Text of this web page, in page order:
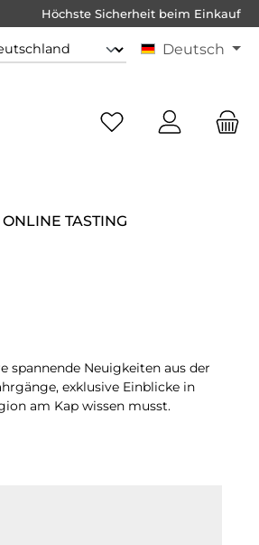
Höchste Sicherheit beim Einkauf
Deutsch
ONLINE TASTING
spannende Neuigkeiten aus der
exklusive Einblicke in
am Kap wissen musst.